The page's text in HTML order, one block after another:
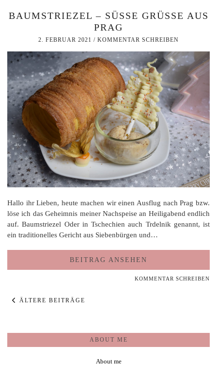
BAUMSTRIEZEL – SÜSSE GRÜSSE AUS PR
AG
2. FEBRUAR 2021 / KOMMENTAR SCHREIBEN
Hallo ihr Lieben, heute machen wir einen Ausflug nach Prag bzw.
löse ich das Geheimnis meiner Nachspeise an Heiligabend endlich
auf. Baumstriezel Oder in Tschechien auch Trdelnik genannt, ist
ein traditionelles Gericht aus Siebenbürgen und…
BEITRAG ANSEHEN
KOMMENTAR SCHREIBEN
ÄLTERE BEITRÄGE
ABOUT ME
About me